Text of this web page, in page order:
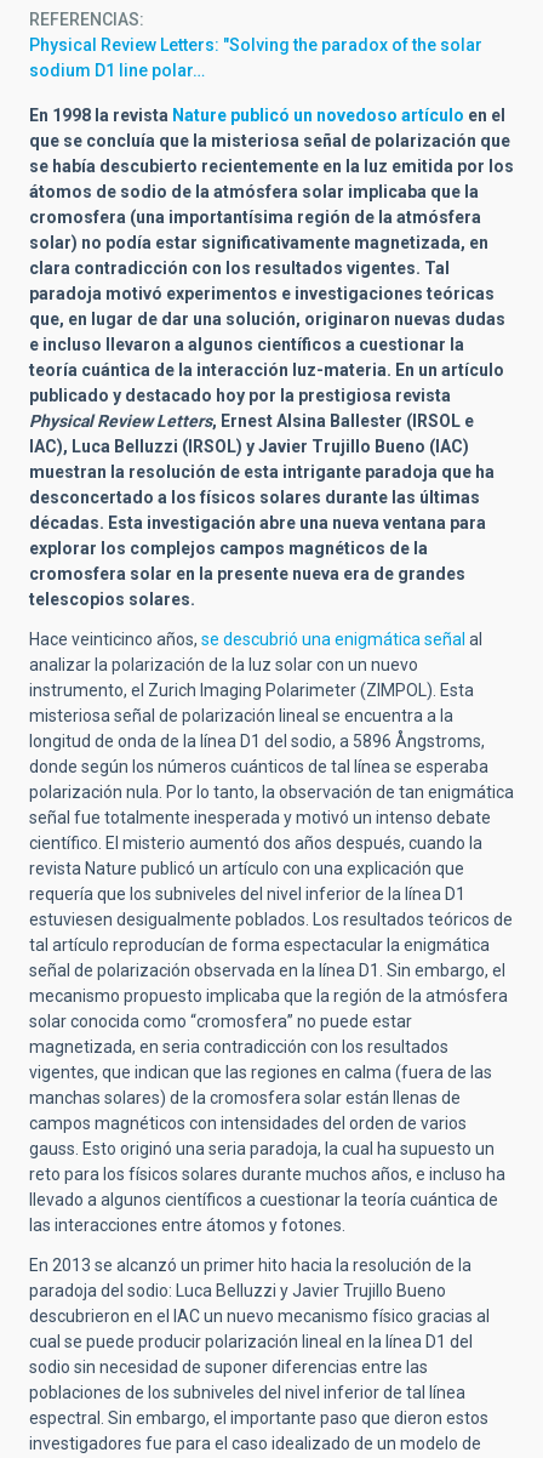
REFERENCIAS
Physical Review Letters: "Solving the paradox of the solar
sodium D1 line polar…
En 1998 la revista Nature publicó un novedoso artículo en el
que se concluía que la misteriosa señal de polarización que
se había descubierto recientemente en la luz emitida por los
átomos de sodio de la atmósfera solar implicaba que la
cromosfera (una importantísima región de la atmósfera
solar) no podía estar significativamente magnetizada, en
clara contradicción con los resultados vigentes. Tal
paradoja motivó experimentos e investigaciones teóricas
que, en lugar de dar una solución, originaron nuevas dudas
e incluso llevaron a algunos científicos a cuestionar la
teoría cuántica de la interacción luz-materia. En un artículo
publicado y destacado hoy por la prestigiosa revista
Physical Review Letters, Ernest Alsina Ballester (IRSOL e
IAC), Luca Belluzzi (IRSOL) y Javier Trujillo Bueno (IAC)
muestran la resolución de esta intrigante paradoja que ha
desconcertado a los físicos solares durante las últimas
décadas. Esta investigación abre una nueva ventana para
explorar los complejos campos magnéticos de la
cromosfera solar en la presente nueva era de grandes
telescopios solares.
Hace veinticinco años, se descubrió una enigmática señal al
analizar la polarización de la luz solar con un nuevo
instrumento, el Zurich Imaging Polarimeter (ZIMPOL). Esta
misteriosa señal de polarización lineal se encuentra a la
longitud de onda de la línea D1 del sodio, a 5896 Ångstroms,
donde según los números cuánticos de tal línea se esperaba
polarización nula. Por lo tanto, la observación de tan enigmática
señal fue totalmente inesperada y motivó un intenso debate
científico. El misterio aumentó dos años después, cuando la
revista Nature publicó un artículo con una explicación que
requería que los subniveles del nivel inferior de la línea D1
estuviesen desigualmente poblados. Los resultados teóricos de
tal artículo reproducían de forma espectacular la enigmática
señal de polarización observada en la línea D1. Sin embargo, el
mecanismo propuesto implicaba que la región de la atmósfera
solar conocida como “cromosfera” no puede estar
magnetizada, en seria contradicción con los resultados
vigentes, que indican que las regiones en calma (fuera de las
manchas solares) de la cromosfera solar están llenas de
campos magnéticos con intensidades del orden de varios
gauss. Esto originó una seria paradoja, la cual ha supuesto un
reto para los físicos solares durante muchos años, e incluso ha
llevado a algunos científicos a cuestionar la teoría cuántica de
las interacciones entre átomos y fotones.
En 2013 se alcanzó un primer hito hacia la resolución de la
paradoja del sodio: Luca Belluzzi y Javier Trujillo Bueno
descubrieron en el IAC un nuevo mecanismo físico gracias al
cual se puede producir polarización lineal en la línea D1 del
sodio sin necesidad de suponer diferencias entre las
poblaciones de los subniveles del nivel inferior de tal línea
espectral. Sin embargo, el importante paso que dieron estos
investigadores fue para el caso idealizado de un modelo de